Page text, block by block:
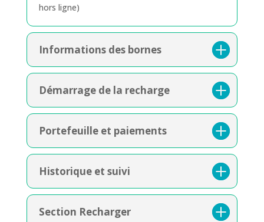
hors ligne)
Informations des bornes
Démarrage de la recharge
Portefeuille et paiements
Historique et suivi
Section Recharger